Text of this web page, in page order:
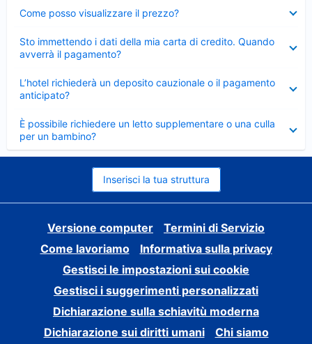
Come posso visualizzare il prezzo?
chiuso
Sto immettendo i dati della mia carta di credito. Quando
avverrà il pagamento?
chiuso
L’hotel richiederà un deposito cauzionale o il pagamento
anticipato?
chiuso
È possibile richiedere un letto supplementare o una culla
per un bambino?
Elemento
chiuso
Inserisci la tua struttura
Versione computer
Termini di Servizio
Come lavoriamo
Informativa sulla privacy
Gestisci le impostazioni sui cookie
Gestisci i suggerimenti personalizzati
Dichiarazione sulla schiavitù moderna
Dichiarazione sui diritti umani
Chi siamo